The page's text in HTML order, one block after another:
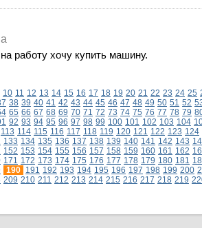
работу хочу купить машину.
10 11 12 13 14 15 16 17 18 19 20 21 22 23 24 25
38 39 40 41 42 43 44 45 46 47 48 49 50 51 52
65 66 67 68 69 70 71 72 73 74 75 76 77 78 79
92 93 94 95 96 97 98 99 100 101 102 103 104
113 114 115 116 117 118 119 120 121 122 123 124
133 134 135 136 137 138 139 140 141 142 143
152 153 154 155 156 157 158 159 160 161 162
171 172 173 174 175 176 177 178 179 180 181
190 191 192 193 194 195 196 197 198 199 200
209 210 211 212 213 214 215 216 217 218 219